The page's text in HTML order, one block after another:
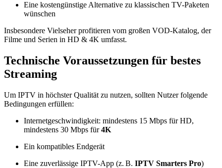
Eine kostengünstige Alternative zu klassischen TV-Paketen
wünschen
Insbesondere Vielseher profitieren vom großen VOD-Katalog, der
Filme und Serien in HD & 4K umfasst.
Technische Voraussetzungen für bestes
Streaming
Um IPTV in höchster Qualität zu nutzen, sollten Nutzer folgende
Bedingungen erfüllen:
Internetgeschwindigkeit: mindestens 15 Mbps für HD,
mindestens 30 Mbps für4K
Ein kompatibles Endgerät
Eine zuverlässige IPTV-App (z. B. IPTV Smarters Pro)